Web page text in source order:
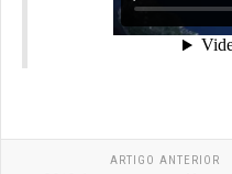
ARTIGO ANTERIOR